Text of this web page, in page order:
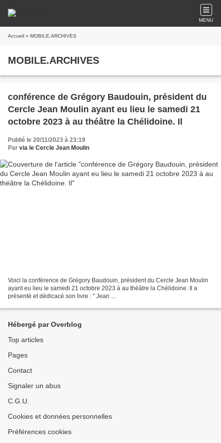
MENU
Accueil » MOBILE.ARCHIVES
MOBILE.ARCHIVES
conférence de Grégory Baudouin, président du
Cercle Jean Moulin ayant eu lieu le samedi 21
octobre 2023 à au théâtre la Chélidoine. Il
Publié le 20/11/2023 à 23:19
Par via le Cercle Jean Moulin
Voici la conférence de Grégory Baudouin, président du Cercle Jean Moulin
ayant eu lieu le samedi 21 octobre 2023 à au théâtre la Chélidoine. Il a
présenté et dédicacé son livre : " Jean ...
Hébergé par Overblog
Top articles
Pages
Contact
Signaler un abus
C.G.U.
Cookies et données personnelles
Préférences cookies